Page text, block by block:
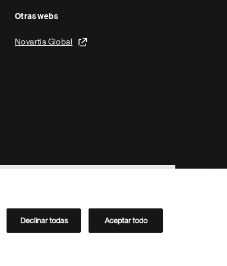
Otras webs
Novartis Global
Directorio de Novartis
Declinar todas Aceptar todo